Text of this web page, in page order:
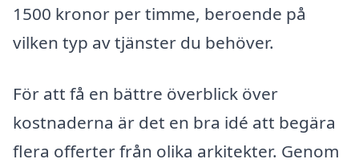
1500 kronor per timme, beroende på
vilken typ av tjänster du behöver.
För att få en bättre överblick över
kostnaderna är det en bra idé att begära
flera offerter från olika arkitekter. Genom